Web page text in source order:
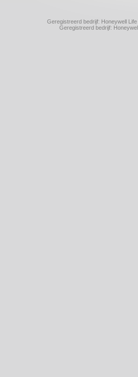
Geregistreerd bedrijf: Honeywell
Geregistreerd bedrijf: